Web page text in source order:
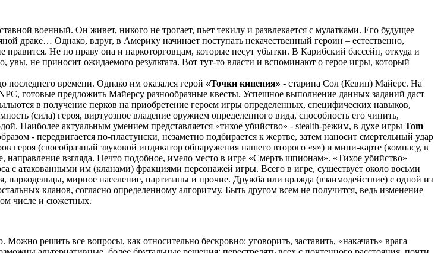
военный. Он живет, никого не трогает, пьет текилу и развлекается с мулатками. Его будущее
драке… Однако, вдруг, в Америку начинает поступать некачественный героин – естественно,
нравится. Не по нраву она и наркоторговцам, которые несут убытки. В Карибский бассейн, откуда и
увы, не приносит ожидаемого результата. Вот тут-то власти и вспоминают о герое игры, который
последнего времени. Однако им оказался герой «Точки кипения» - старина Сол (Кевин) Майерс. На
готовые предложить Майерсу разнообразные квесты. Успешное выполнение данных заданий даст
в получение перков на приобретение героем игры определенных, специфических навыков,
(сила) героя, виртуозное владение оружием определенного вида, способность его чинить,
Наиболее актуальным умением представляется «тихое убийство» - stealth-режим, в духе игры Tom
- передвигается по-пластунски, незаметно подбирается к жертве, затем наносит смертельный удар
героя (своеобразный звуковой индикатор обнаружения нашего второго «я») и мини-карте (компасу, в
направление взгляда. Нечто подобное, имело место в игре «Смерть шпионам». «Тихое убийство»
с атакованными им (кланами) фракциями персонажей игры. Всего в игре, существует около восьми
мирное население, партизаны и прочие. Дружба или вражда (взаимодействие) с одной из
кланов, согласно определенному алгоритму. Быть другом всем не получится, ведь изменение
числе и сюжетных.
решить все вопросы, как относительно бескровно: уговорить, заставить, «накачать» врага